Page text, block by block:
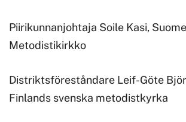
Piirikunnanjohtaja Soile Kasi,
Metodistikirkko
Distriktsföreståndare Leif-Göte
Finlands svenska metodistkyrka